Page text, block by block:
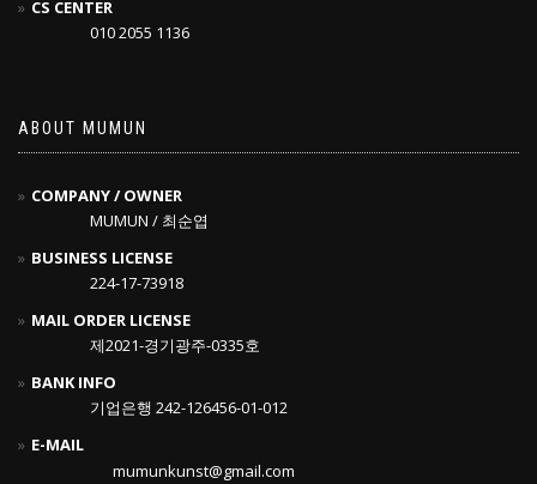
CS CENTER
010 2055 1136
ABOUT MUMUN
COMPANY / OWNER
MUMUN / 최순엽
BUSINESS LICENSE
224-17-73918
MAIL ORDER LICENSE
제2021-경기광주-0335호
BANK INFO
기업은행 242-126456-01-012
E-MAIL
mumunkunst@gmail.com